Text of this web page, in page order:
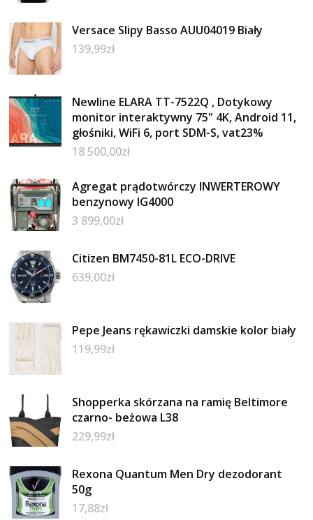
Versace Slipy Basso AUU04019 Biały
139,99zł
Newline ELARA TT-7522Q , Dotykowy
monitor interaktywny 75" 4K, Android 11,
głośniki, WiFi 6, port SDM-S, vat23%
18 500,00zł
Agregat prądotwórczy INWERTEROWY
benzynowy IG4000
3 899,00zł
Citizen BM7450-81L ECO-DRIVE
639,00zł
Pepe Jeans rękawiczki damskie kolor biały
119,99zł
Shopperka skórzana na ramię Beltimore
czarno- beżowa L38
229,99zł
Rexona Quantum Men Dry dezodorant
50g
17,88zł